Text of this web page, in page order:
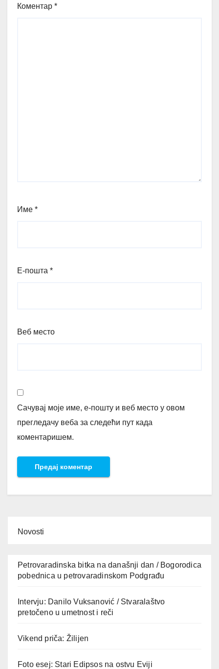
Коментар *
Име *
Е-пошта *
Веб место
Сачувај моје име, е-пошту и веб место у овом
прегледачу веба за следећи пут када
коментаришем.
Novosti
Petrovaradinska bitka na današnji dan / Bogorodica
pobednica u petrovaradinskom Podgrađu
Intervju: Danilo Vuksanović / Stvaralaštvo
pretočeno u umetnost i reči
Vikend priča: Žilijen
Foto esej: Stari Edipsos na ostvu Eviji